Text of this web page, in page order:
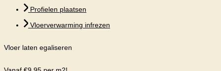
Profielen plaatsen
Vloerverwarming infrezen
Vloer laten egaliseren